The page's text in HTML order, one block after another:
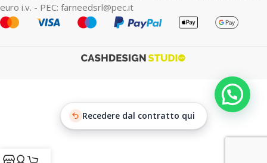
euro i.v. - PEC: farneedsrl@pec.it
Recedere dal contratto qui